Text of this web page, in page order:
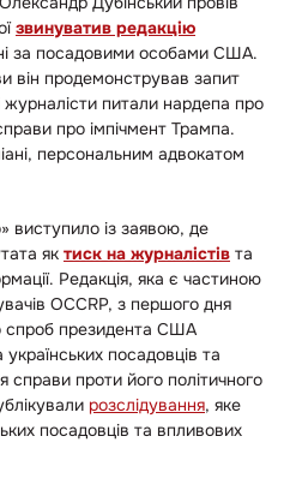
звинуватив редакцію
за посадовими особами США.
він продемонстрував запит
журналісти питали нардепа про
про імпічмент Трампа.
персональним адвокатом
виступило із заявою, де
як тиск на журналістів та
Редакція, яка є частиною
OCCRP, з першого дня
спроб президента США
посадовців та
справи проти його політичного
розслідування, яке
посадовців та впливових